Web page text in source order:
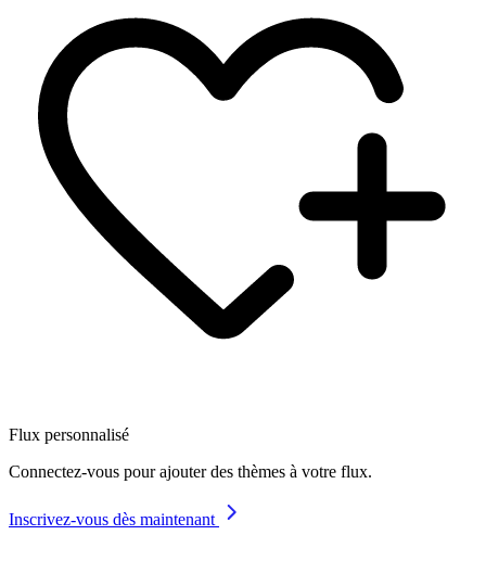
Flux personnalisé
Connectez-vous pour ajouter des thèmes à votre flux.
Inscrivez-vous dès maintenant